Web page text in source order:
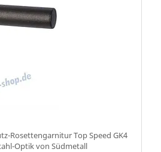
Rosettengarnitur Top Speed GK4
Optik von Südmetall